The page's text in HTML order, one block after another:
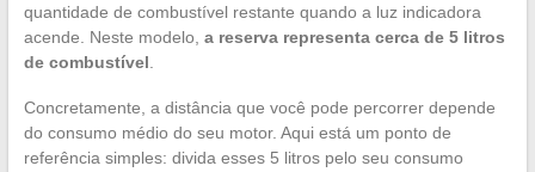
quantidade de combustível restante quando a luz indicadora
acende. Neste modelo, a reserva representa cerca de 5 litros
de combustível
Concretamente, a distância que você pode percorrer depende
do consumo médio do seu motor. Aqui está um ponto de
referência simples: divida esses 5 litros pelo seu consumo